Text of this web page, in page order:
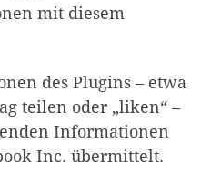
mit diesem
des Plugins – etwa
teilen oder „liken“ –
Informationen
Inc. übermittelt.